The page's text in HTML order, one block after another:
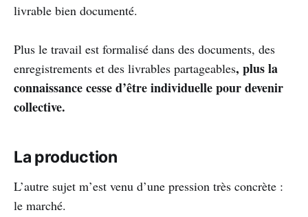
livrable bien documenté.
Plus le travail est formalisé dans des documents, des
enregistrements et des livrables partageables, plus la
connaissance cesse d’être individuelle pour devenir
collective.
La production
L’autre sujet m’est venu d’une pression très concrète :
le marché.